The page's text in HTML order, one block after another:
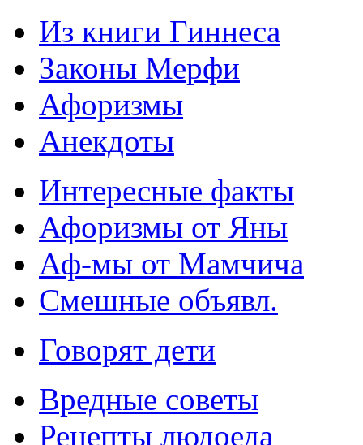
Из книги Гиннеса
Законы Мерфи
Афоризмы
Анекдоты
Интересные факты
Афоризмы от Яны
Аф-мы от Мамчича
Смешные объявл.
Говорят дети
Вредные советы
Рецепты людоеда